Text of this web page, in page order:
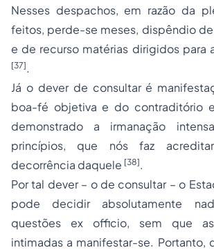
Nesses despachos, em razão da
feitos, perde-se meses, dispêndio de
e de recurso matérias dirigidos para
[37].
Já o dever de consultar é
boa-fé objetiva e do contraditório
demonstrado a irmanação
princípios, que nós faz
decorrência daquele [38].
Por tal dever – o de consultar – o
pode decidir absolutamente
questões ex officio, sem que
intimadas a manifestar-se. Portanto,